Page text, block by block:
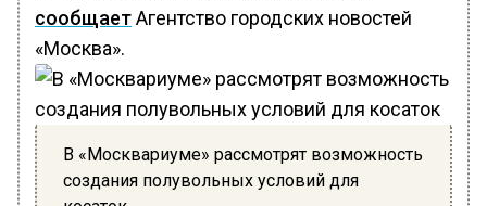
сообщаетАгентство городских новостей
«Москва».
В «Москвариуме» рассмотрят возможность
создания полувольных условий для